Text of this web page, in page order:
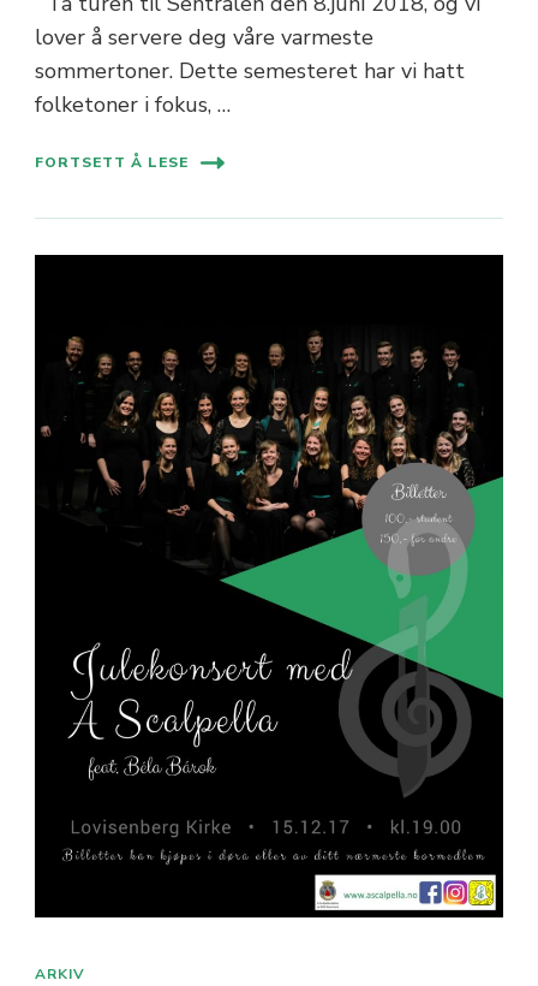
lover å servere deg våre varmeste
sommertoner. Dette semesteret har vi hatt
folketoner i fokus, …
FORTSETT Å LESE
ARKIV